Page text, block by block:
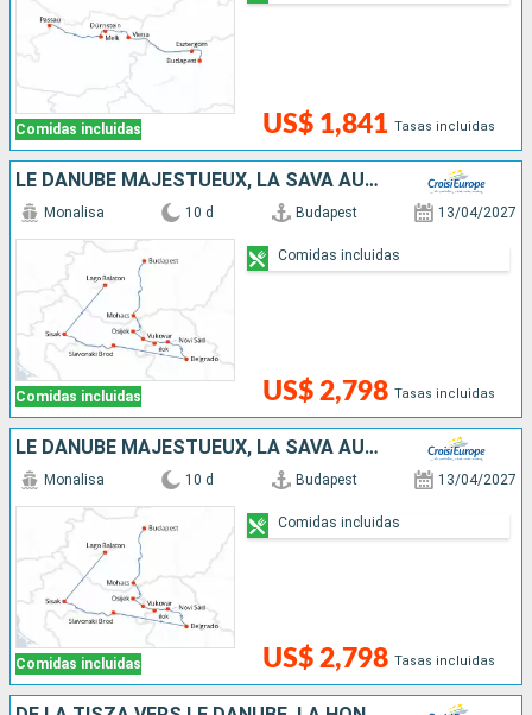
Comidas incluidas US$ 1,841 Tasas incluidas
LE DANUBE MAJESTUEUX, LA SAVA AUTHENTIQUE ET LAC BALATON
Comidas incluidas
Monalisa 10 d Budapest 13/04/2027
US$ 2,798 Tasas incluidas
Comidas incluidas
LE DANUBE MAJESTUEUX, LA SAVA AUTHENTIQUE ET LAC BALATON
Comidas incluidas
Monalisa 10 d Budapest 13/04/2027
US$ 2,798 Tasas incluidas
Comidas incluidas